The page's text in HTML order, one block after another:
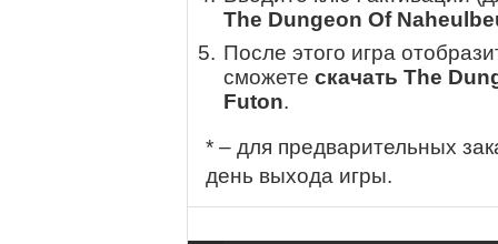
The Dungeon Of
После этого игра
сможете скачать The
Futon.
* – для предварительных
день выхода игры.